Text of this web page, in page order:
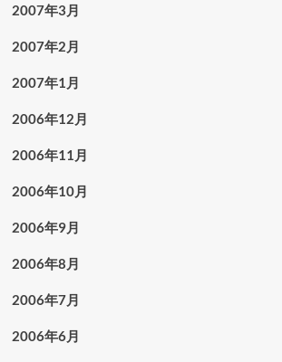
2007年3月
2007年2月
2007年1月
2006年12月
2006年11月
2006年10月
2006年9月
2006年8月
2006年7月
2006年6月